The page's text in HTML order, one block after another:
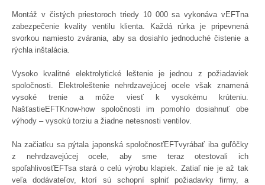
Montáž v čistých priestoroch triedy 10 000 sa vykonáva vEFTna
zabezpečenie kvality ventilu klienta. Každá rúrka je pripevnená
svorkou namiesto zvárania, aby sa dosiahlo jednoduché čistenie a
rýchla inštalácia.
Vysoko kvalitné elektrolytické leštenie je jednou z požiadaviek
spoločnosti. Elektroleštenie nehrdzavejúcej ocele však znamená
vysoké trenie a môže viesť k vysokému krúteniu.
NašťastieEFTKnow-how spoločnosti im pomohlo dosiahnuť obe
výhody – vysokú torziu a žiadne netesnosti ventilov.
Na začiatku sa pýtala japonská spoločnosťEFTvyrábať iba guľôčky
z nehrdzavejúcej ocele, aby sme teraz otestovali ich
spoľahlivosťEFTsa stará o celú výrobu klapiek. Zatiaľ nie je až tak
veľa dodávateľov, ktorí sú schopní splniť požiadavky firmy, a